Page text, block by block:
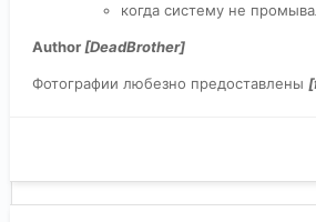
когда систему не
Author [DeadBrother]
Фотографии любезно предоставлены